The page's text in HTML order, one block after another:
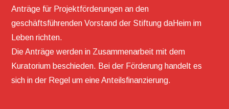
Anträge für Projektförderungen an den
geschäftsführenden Vorstand der Stiftung daHeim im
Leben richten.
Die Anträge werden in Zusammenarbeit mit dem
Kuratorium beschieden. Bei der Förderung handelt es
sich in der Regel um eine Anteilsfinanzierung.